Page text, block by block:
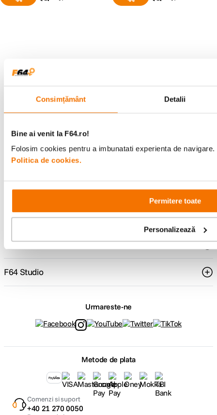
Consimțământ Detalii
Bine ai venit la F64.ro!
Folosim cookies pentru a imbunatati experienta de
Politica de cookies.
Permitere toate
Personalizează
pentru tine.
Consultanta
specializata
499lei
Comenzi si livrare
Suport
Service si garantii
F64 Studio
Urmareste-ne
Metode de plata
Comenzi si suport
+40 21 270 0050